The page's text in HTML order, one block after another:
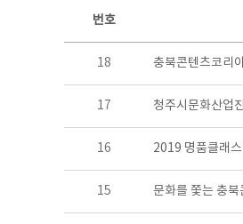
콘텐츠이슈 목록 - 번호, 제목, 작성자, 파일, 조회수, 작성일 정보 제공
번호
18 충북콘텐츠코리
17 청주시문화산업
16 2019 명품클래
15 문화를 쫓는 충